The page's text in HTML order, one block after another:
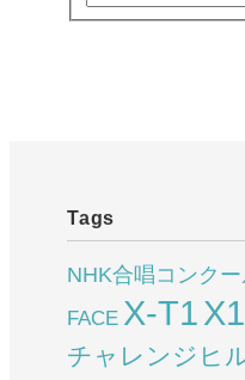
Tags
NHK合唱コンク
FACE X-T1
チャレンジヒ